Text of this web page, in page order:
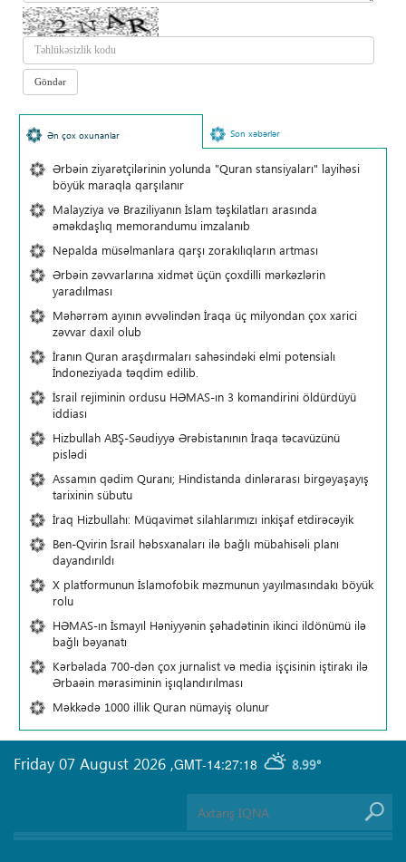
Ən çox oxunanlar Son xəbərlər
Ərbəin ziyarətçilərinin yolunda "Quran stansiyaları" layihəsi
böyük maraqla qarşılanır
Malayziya və Braziliyanın İslam təşkilatları arasında
əməkdaşlıq memorandumu imzalanıb
Nepalda müsəlmanlara qarşı zorakılıqların artması
Ərbəin zəvvarlarına xidmət üçün çoxdilli mərkəzlərin
yaradılması
Məhərrəm ayının əvvəlindən İraqa üç milyondan çox xarici
zəvvar daxil olub
İranın Quran araşdırmaları sahəsindəki elmi potensialı
İndoneziyada təqdim edilib.
İsrail rejiminin ordusu HƏMAS-ın 3 komandirini öldürdüyü
iddiası
Hizbullah ABŞ-Səudiyyə Ərəbistanının İraqa təcavüzünü
pislədi
Assamın qədim Quranı; Hindistanda dinlərarası birgəyaşayış
tarixinin sübutu
İraq Hizbullahı: Müqavimət silahlarımızı inkişaf etdirəcəyik
Ben-Qvirin İsrail həbsxanaları ilə bağlı mübahisəli planı
dayandırıldı
X platformunun İslamofobik məzmunun yayılmasındakı böyük
rolu
HƏMAS-ın İsmayıl Həniyyənin şəhadətinin ikinci ildönümü ilə
bağlı bəyanatı
Kərbəlada 700-dən çox jurnalist və media işçisinin iştirakı ilə
Ərbaəin mərasiminin işıqlandırılması
Məkkədə 1000 illik Quran nümayiş olunur
GMT-14:27:18 8.99°
Friday 07 August 2026 ,